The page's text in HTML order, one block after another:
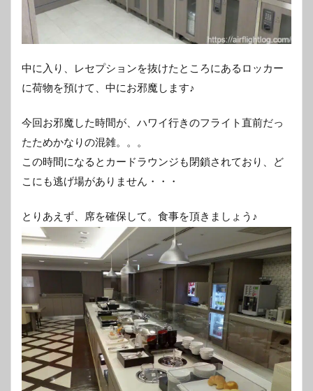
中に入り、レセプションを抜けたところにあるロッカー
に荷物を預けて、中にお邪魔します♪
今回お邪魔した時間が、ハワイ行きのフライト直前だっ
たためかなりの混雑。。。
この時間になるとカードラウンジも閉鎖されており、ど
こにも逃げ場がありません・・・
とりあえず、席を確保して。食事を頂きましょう♪